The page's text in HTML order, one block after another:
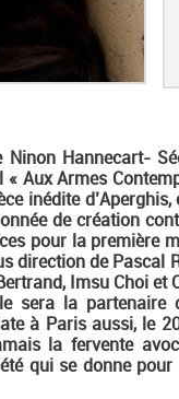
Ninon Hannecart-
Aux Armes
inédite
de création
pour la première
direction de Pascal
Imsu Choi et
sera la partenaire
à Paris aussi, le
la fervente
qui se donne